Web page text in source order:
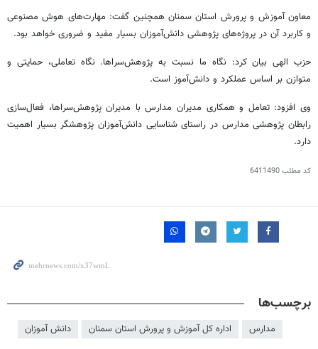
معاون آموزش و پرورش استان سمنان همچنین گفت: مهارت‌های هوش مصنوعی
و کاربرد آن در پروژه‌های پژوهشی دانش‌آموزان بسیار مفید و ضروری خواهد بود.
حزب الهی بیان کرد: نگاه ما نسبت به پژوهش‌سراها. نگاه تعاملی، حمایتی و
متوازن بر اساس عملکرد و دانش‌آموز است.
وی افزود: تعامل و همکاری مدیران مدارس با مدیران پژوهش‌سراها، فعال‌سازی
رابطان پژوهشی مدارس در راستای شناسایی دانش‌آموزان پژوهشگر بسیار اهمیت
دارد.
کد مطلب6411490
برچسب‌ها
مدارس اداره کل آموزش و پرورش استان سمنان دانش آموزان